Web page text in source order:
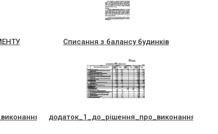
Списання з балансу будинків